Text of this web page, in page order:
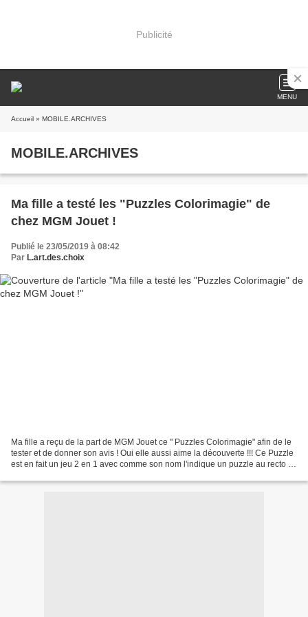
Publicité
MENU
Accueil » MOBILE.ARCHIVES
MOBILE.ARCHIVES
Ma fille a testé les "Puzzles Colorimagie" de
chez MGM Jouet !
Publié le 23/05/2019 à 08:42
Par L.art.des.choix
Ma fille a reçu de la part de MGM Jouet ce " Puzzles Colorimagie" afin de le
tester et de donner son avis ! Oui elle aussi aime la découverte !!! Ce Puzzle
est en fait un jeu 2 en 1 avec comme son nom l'indique un puzzle au recto et